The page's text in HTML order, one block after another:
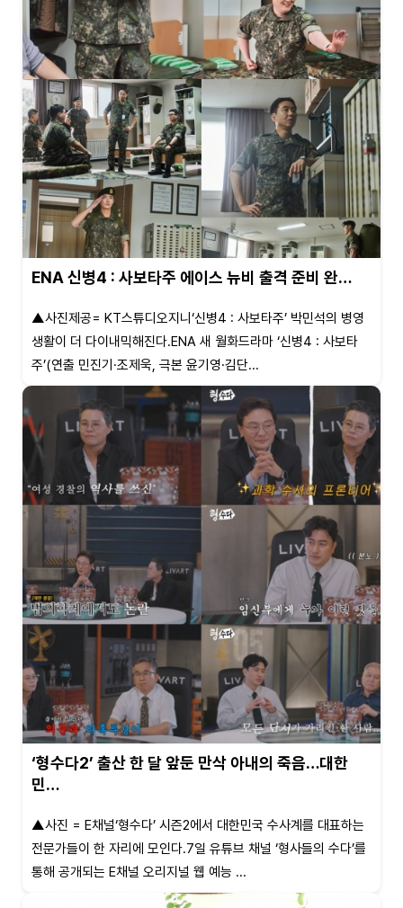
ENA 신병4 : 사보타주 에이스 뉴비 출격 준비 완…
▲사진제공= KT스튜디오지니‘신병4 : 사보타주’ 박민석의 병영
생활이 더 다이내믹해진다.ENA 새 월화드라마 ‘신병4 : 사보타
주’(연출 민진기·조제욱, 극본 윤기영·김단...
‘형수다2’ 출산 한 달 앞둔 만삭 아내의 죽음…대한
민…
▲사진 = E채널‘형수다’ 시즌2에서 대한민국 수사계를 대표하는
전문가들이 한 자리에 모인다.7일 유튜브 채널 ‘형사들의 수다’를
통해 공개되는 E채널 오리지널 웹 예능 ...